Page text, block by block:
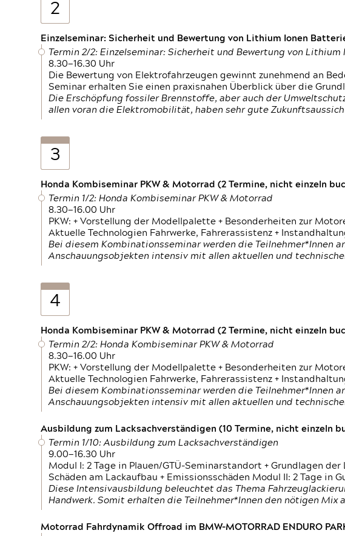
2
Einzelseminar: Sicherheit und Bewertung von Lithium Ionen
Termin 2/2: Einzelseminar: Sicherheit und Bewertung von
8.30—16.30 Uhr
Die Bewertung von Elektrofahrzeugen gewinnt zunehmend an
Seminar erhalten Sie einen praxisnahen Überblick über die
Die Erschöpfung fossiler Brennstoffe, aber auch der
allen voran die Elektromobilität, haben sehr gute
3
Honda Kombiseminar PKW & Motorrad (2 Termine, nicht einzeln
Termin 1/2: Honda Kombiseminar PKW & Motorrad
8.30—16.00 Uhr
PKW: + Vorstellung der Modellpalette + Besonderheiten zur
Aktuelle Technologien Fahrwerke, Fahrerassistenz +
Bei diesem Kombinationsseminar werden die
Anschauungsobjekten intensiv mit allen aktuellen und
4
Honda Kombiseminar PKW & Motorrad (2 Termine, nicht einzeln
Termin 2/2: Honda Kombiseminar PKW & Motorrad
8.30—16.00 Uhr
PKW: + Vorstellung der Modellpalette + Besonderheiten zur
Aktuelle Technologien Fahrwerke, Fahrerassistenz +
Bei diesem Kombinationsseminar werden die
Anschauungsobjekten intensiv mit allen aktuellen und
Ausbildung zum Lacksachverständigen (10 Termine, nicht einzeln
Termin 1/10: Ausbildung zum Lacksachverständigen
9.00—16.30 Uhr
Modul I: 2 Tage in Plauen/GTÜ-Seminarstandort + Grundlagen
Schäden am Lackaufbau + Emissionsschäden Modul II: 2 Tage in
Diese Intensivausbildung beleuchtet das Thema
Handwerk. Somit erhalten die Teilnehmer*Innen den nötigen Mix
Motorrad Fahrdynamik Offroad im BMW-MOTORRAD ENDURO